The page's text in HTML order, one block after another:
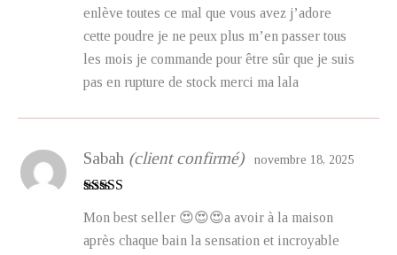
enlève toutes ce mal que vous avez j’adore
cette poudre je ne peux plus m’en passer tous
les mois je commande pour être sûr que je suis
pas en rupture de stock merci ma lala
Sabah (client confirmé) novembre 18, 2025
Mon best seller 😍😍😍a avoir à la maison
après chaque bain la sensation et incroyable